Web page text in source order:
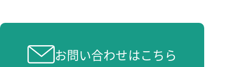
お問い合わせはこちら